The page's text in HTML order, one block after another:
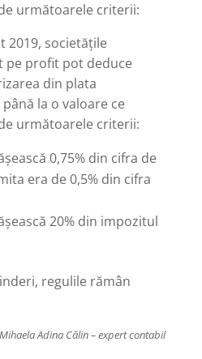
următoarele criterii:
2019, societățile
pe profit pot deduce
din plata
la o valoare ce
următoarele criterii:
0,75% din cifra de
era de 0,5% din cifra
20% din impozitul
regulile rămân
Mihaela Adina Călin – expert contabil